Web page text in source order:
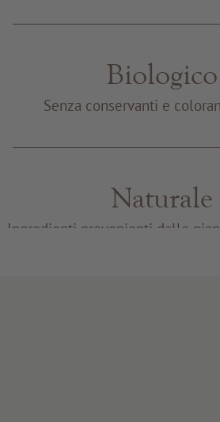
Biologico
Senza conservanti e
Naturale
Ingredienti provenienti dalle